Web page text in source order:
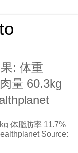
: 体重
量 60.3kg
体脂肪率 11.7%
Source: